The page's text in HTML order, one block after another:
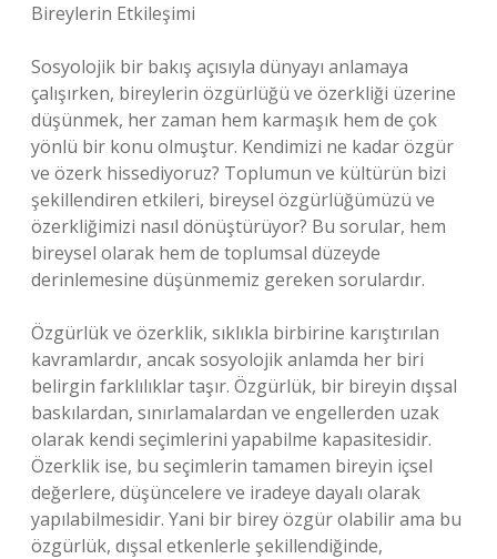
Bireylerin Etkileşimi
Sosyolojik bir bakış açısıyla dünyayı anlamaya
çalışırken, bireylerin özgürlüğü ve özerkliği üzerine
düşünmek, her zaman hem karmaşık hem de çok
yönlü bir konu olmuştur. Kendimizi ne kadar özgür
ve özerk hissediyoruz? Toplumun ve kültürün bizi
şekillendiren etkileri, bireysel özgürlüğümüzü ve
özerkliğimizi nasıl dönüştürüyor? Bu sorular, hem
bireysel olarak hem de toplumsal düzeyde
derinlemesine düşünmemiz gereken sorulardır.
Özgürlük ve özerklik, sıklıkla birbirine karıştırılan
kavramlardır, ancak sosyolojik anlamda her biri
belirgin farklılıklar taşır. Özgürlük, bir bireyin dışsal
baskılardan, sınırlamalardan ve engellerden uzak
olarak kendi seçimlerini yapabilme kapasitesidir.
Özerklik ise, bu seçimlerin tamamen bireyin içsel
değerlere, düşüncelere ve iradeye dayalı olarak
yapılabilmesidir. Yani bir birey özgür olabilir ama bu
özgürlük, dışsal etkenlerle şekillendiğinde,